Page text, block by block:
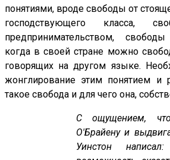
понятиями, вроде свободы от
господствующего класса,
предпринимательством, свободы
когда в своей стране можно
говорящих на другом языке.
жонглирование этим понятием и
такое свобода и для чего она,
С ощущением,
О'Брайену и
Уинстон